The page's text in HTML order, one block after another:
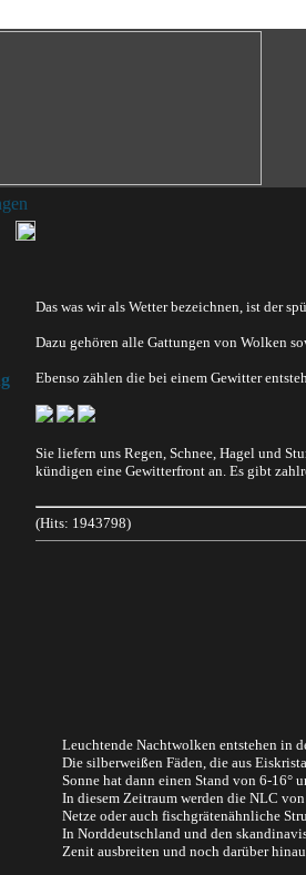
Das was wir als Wetter bezeichnen, ist der
Dazu gehören alle Gattungen von Wolken
Ebenso zählen die bei einem Gewitter
Sie liefern uns Regen, Schnee, Hagel und
kündigen eine Gewitterfront an. Es gibt
(Hits: 1943798)
Leuchtende Nachtwolken entstehen in
Die silberweißen Fäden, die aus
Sonne hat dann einen Stand von 6-16°
In diesem Zeitraum werden die NLC
Netze oder auch fischgrätenähnliche
In Norddeutschland und den
Zenit ausbreiten und noch darüber